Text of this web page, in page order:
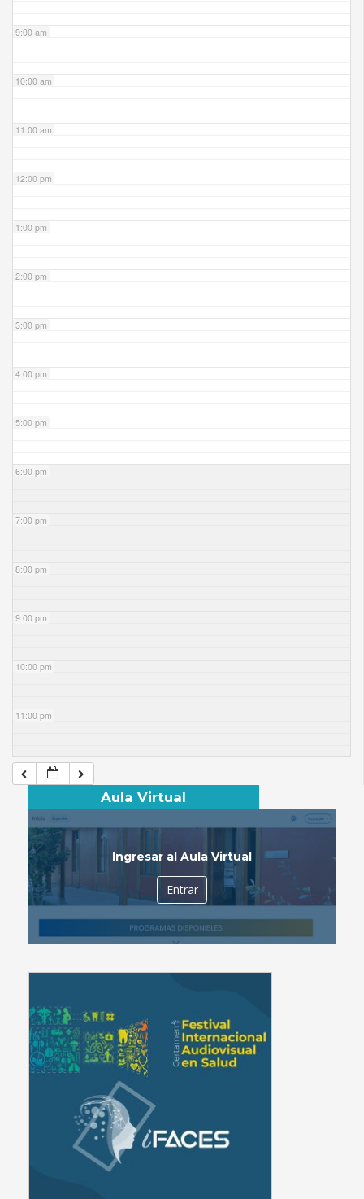
9:00 am
10:00 am
11:00 am
12:00 pm
1:00 pm
2:00 pm
3:00 pm
4:00 pm
5:00 pm
6:00 pm
7:00 pm
8:00 pm
9:00 pm
10:00 pm
11:00 pm
Aula Virtual
Ingresar al Aula Virtual
Entrar